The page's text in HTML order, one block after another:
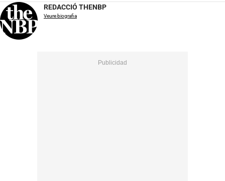
REDACCIÓ THENBP
Veure biografia